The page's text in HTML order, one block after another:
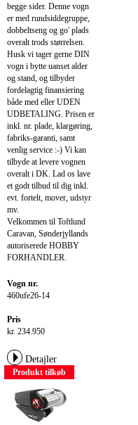
begge sider. Denne vogn
er med rundsiddegruppe,
dobbeltseng og go' plads
overalt trods størrelsen.
Husk vi tager gerne DIN
vogn i bytte uanset alder
og stand, og tilbyder
fordelagtig finansiering
både med eller UDEN
UDBETALING. Prisen er
inkl. nr. plade, klargøring,
fabriks-garanti, samt
venlig service :-) Vi kan
tilbyde at levere vognen
overalt i DK. Lad os lave
et godt tilbud til dig inkl.
evt. fortelt, mover, udstyr
mv.
Velkommen til Toftlund
Caravan, Sønderjyllands
autoriserede HOBBY
FORHANDLER.
Vogn nr.
460ufe26-14
Pris
kr. 234.950
Detajler
Produkt tilkøb